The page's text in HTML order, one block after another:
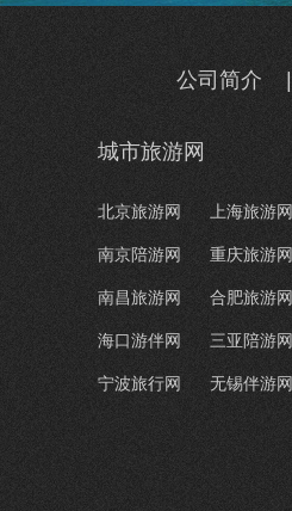
公司简介
城市旅游网
北京旅游网 上海旅游网
南京陪游网 重庆旅游网
南昌旅游网 合肥旅游网
海口游伴网 三亚陪游网
宁波旅行网 无锡伴游网